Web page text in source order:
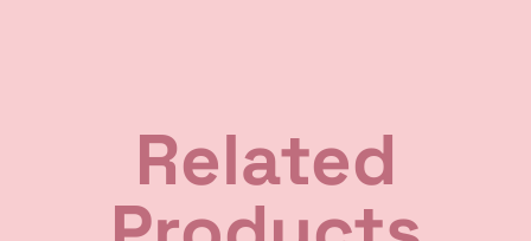
Related